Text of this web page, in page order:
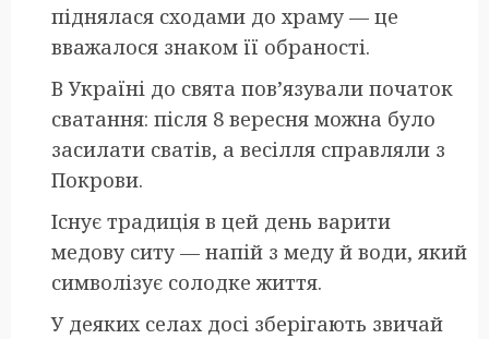
піднялася сходами до храму — це
вважалося знаком її обраності.
В Україні до свята пов’язували початок
сватання: після 8 вересня можна було
засилати сватів, а весілля справляли з
Покрови.
Існує традиція в цей день варити
медову ситу — напій з меду й води, який
символізує солодке життя.
У деяких селах досі зберігають звичай